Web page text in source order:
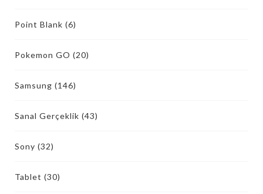
Point Blank (6)
Pokemon GO (20)
Samsung (146)
Sanal Gerçeklik (43)
Sony (32)
Tablet (30)